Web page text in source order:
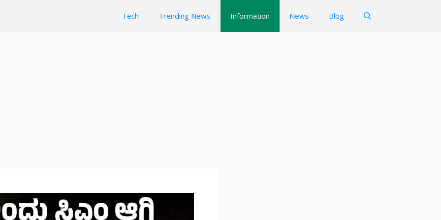
Tech Trending News Information News Blog